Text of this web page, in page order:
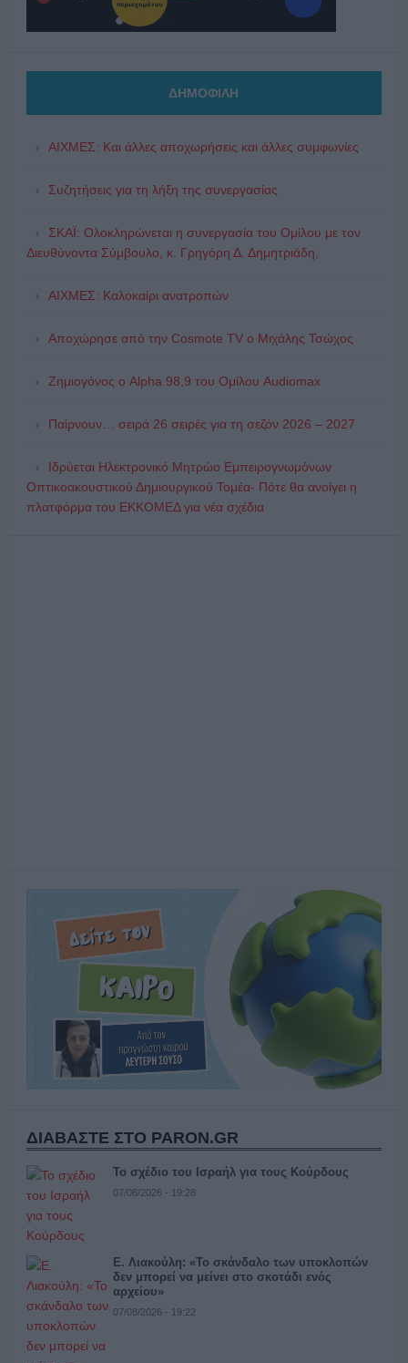
ΔΗΜΟΦΙΛΗ
ΑΙΧΜΕΣ: Και άλλες αποχωρήσεις και άλλες συμφωνίες
Συζητήσεις για τη λήξη της συνεργασίας
ΣΚΑΪ: Ολοκληρώνεται η συνεργασία του Ομίλου με τον
Διευθύνοντα Σύμβουλο, κ. Γρηγόρη Δ. Δημητριάδη,
ΑΙΧΜΕΣ: Καλοκαίρι ανατροπών
Αποχώρησε από την Cosmote TV o Μιχάλης Τσώχος
Ζημιογόνος ο Alpha 98,9 του Ομίλου Audiomax
Παίρνουν… σειρά 26 σειρές για τη σεζόν 2026 – 2027
Ιδρύεται Ηλεκτρονικό Μητρώο Εμπειρογνωμόνων
Οπτικοακουστικού Δημιουργικού Τομέα- Πότε θα ανοίγει η
πλατφόρμα του ΕΚΚΟΜΕΔ για νέα σχέδια
ΔΙΑΒΑΣΤΕ ΣΤΟ PARON.GR
Το σχέδιο του Ισραήλ για τους Κούρδους
07/08/2026 - 19:28
Ε. Λιακούλη: «Το σκάνδαλο των υποκλοπών
δεν μπορεί να μείνει στο σκοτάδι ενός
αρχείου»
07/08/2026 - 19:22